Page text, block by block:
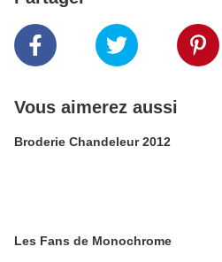
Vous aimerez aussi
Broderie Chandeleur 2012
Les Fans de Monochrome